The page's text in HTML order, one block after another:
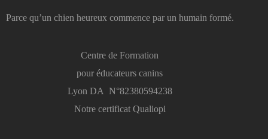
Parce qu’un chien heureux commence par un humain formé.
Centre de Formation
pour éducateurs canins
Lyon DA N°82380594238
Notre certificat Qualiopi